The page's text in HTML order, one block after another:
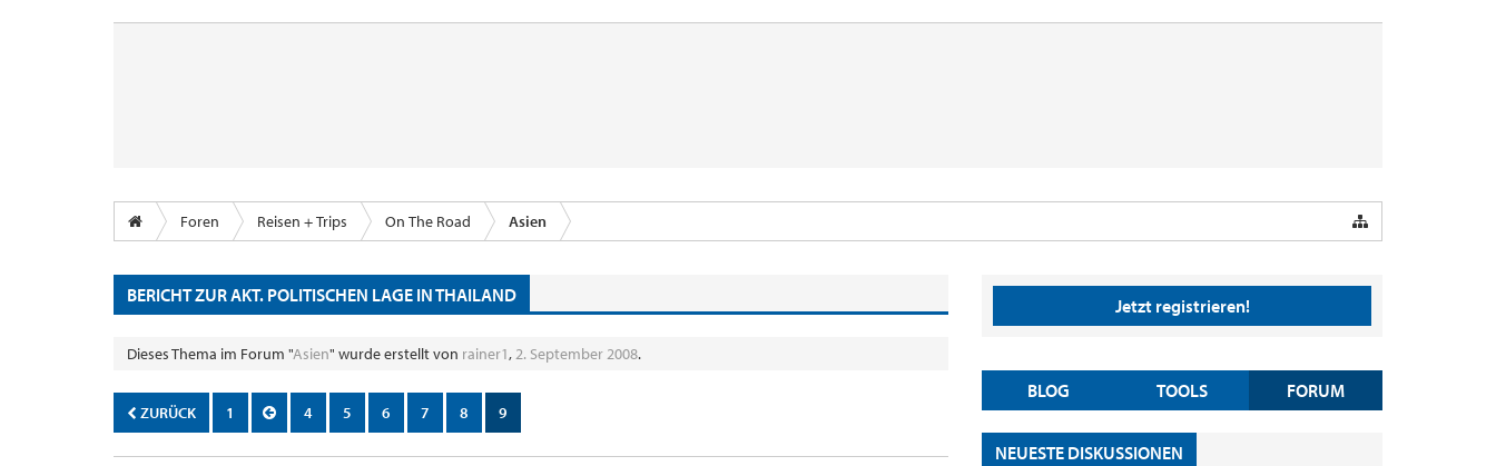
Foren Reisen + Trips On The Road Asien
BERICHT ZUR AKT. POLITISCHEN LAGE IN THAILAND
Dieses Thema im Forum "Asien" wurde erstellt von rainer1,2. September 2008.
ZURÜCK 1 4 5 6 7 8 9
Jetzt registrieren!
BLOG TOOLS FORUM
NEUESTE DISKUSSIONEN